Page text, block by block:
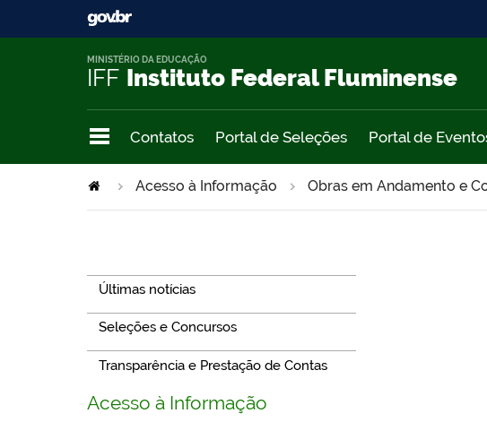
IFF Instituto Federal Fluminense
MINISTÉRIO DA EDUCAÇÃO
Contatos Portal de Seleções Portal de
Acesso à Informação Obras em Andamento e
Últimas notícias
Seleções e Concursos
Transparência e Prestação de Contas
Acesso à Informação